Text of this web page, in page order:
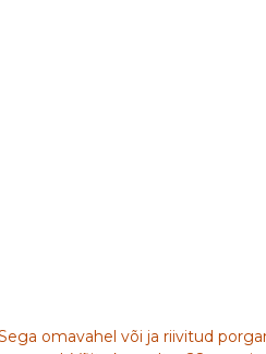
omavahel või ja riivitud